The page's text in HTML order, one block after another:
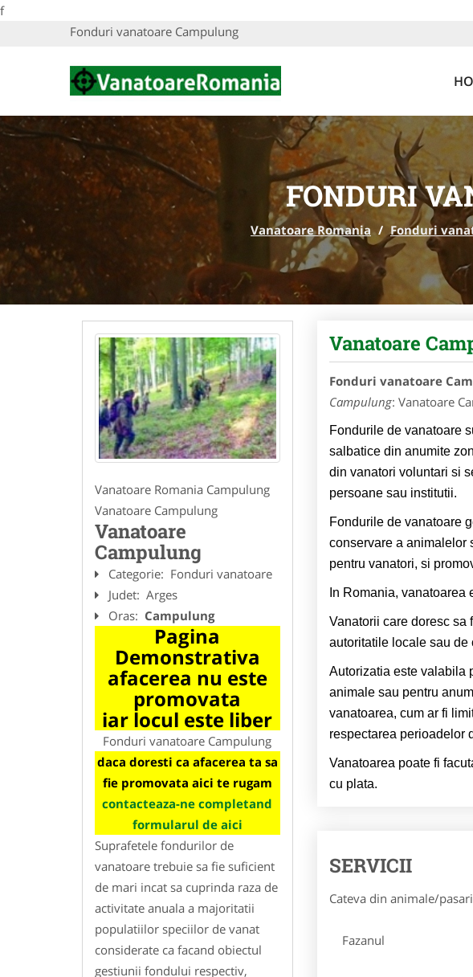
f
Fonduri vanatoare Campulung
FONDURI
Vanatoare Romania / Fonduri
Vanatoare Romania Campulung
Vanatoare Campulung
Vanatoare
Campulung
Categorie: Fonduri vanatoare
Judet: Arges
Oras: Campulung
Pagina
Demonstrativa
afacerea nu este
promovata
iar locul este liber
Fonduri vanatoare Campulung
daca doresti ca afacerea ta sa
fie promovata aici te rugam
contacteaza-ne completand
formularul de aici
Suprafetele fondurilor de
vanatoare trebuie sa fie suficient
de mari incat sa cuprinda raza de
activitate anuala a majoritatii
populatiilor speciilor de vanat
considerate ca facand obiectul
gestiunii fondului respectiv,
Vanatoare
Fonduri vanatoare
Campulung: Vanatoare
Fondurile de vanatoare
salbatice din anumite
din vanatori voluntari si
persoane sau institutii.
Fondurile de vanatoare
conservare a animalelor
pentru vanatori, si
In Romania,
Vanatorii care doresc sa
autoritatile locale sau de
Autorizatia este valabila
animale sau pentru
vanatoarea, cum ar fi
respectarea perioadelor
Vanatoarea poate fi
cu plata.
SERVICII
Cateva din animale/
Fazanul